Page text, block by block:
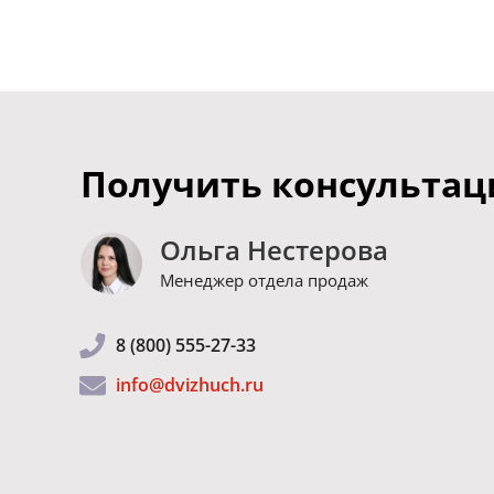
Получить
Ольга Нестерова
Менеджер отдела продаж
8 (800) 555-27-33
info@dvizhuch.ru